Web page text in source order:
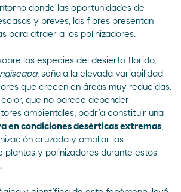
donde las oportunidades de
y breves, las flores presentan
para atraer a los polinizadores.
las especies del desierto florido,
, señala la elevada variabilidad
que crecen en áreas muy reducidas.
que no parece depender
ambientales, podría constituir una
en condiciones desérticas extremas
cruzada y ampliar las
plantas y polinizadores durante estos